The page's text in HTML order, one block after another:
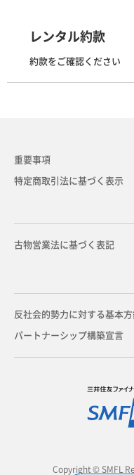
レンタル約款
約款をご確認ください
重要事項
特定商取引法に基づく表示
古物営業法に基づく表記
反社会的勢力に対する基本方
パートナーシップ構築宣言
Copyright © SMFL